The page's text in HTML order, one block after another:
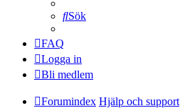
Sök
FAQ
Logga in
Bli medlem
Forumindex Hjälp och support